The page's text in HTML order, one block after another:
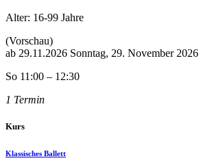
Alter: 16-99 Jahre
(Vorschau)
ab 29.11.2026 Sonntag, 29. November 2026
So 11:00 – 12:30
1 Termin
Kurs
Klassisches Ballett